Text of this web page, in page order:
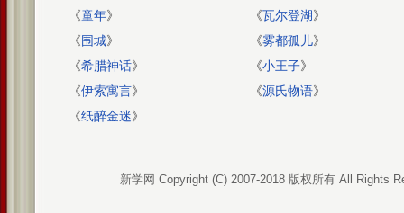
《童年》 《瓦尔登湖》
《围城》 《雾都孤儿》
《希腊神话》 《小王子》
《伊索寓言》 《源氏物语》
《纸醉金迷》
新学网 Copyright (C) 2007-2018 版权所有 All Rights